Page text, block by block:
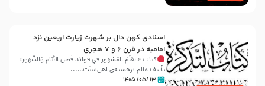
اسنادی کهن دال بر شهرت زیارت اربعین نزد
امامیه در قرن ۶ و ۷ هجری
کتاب «العَلَمُ المَشهور في فَوائِدِ فَضلِ الأيّامِ وَالشُّهورِ»
تألیف عالم برجسته‌ی اهل‌سنّت…...
۱۳ /۰۵/ ۱۴۰۵